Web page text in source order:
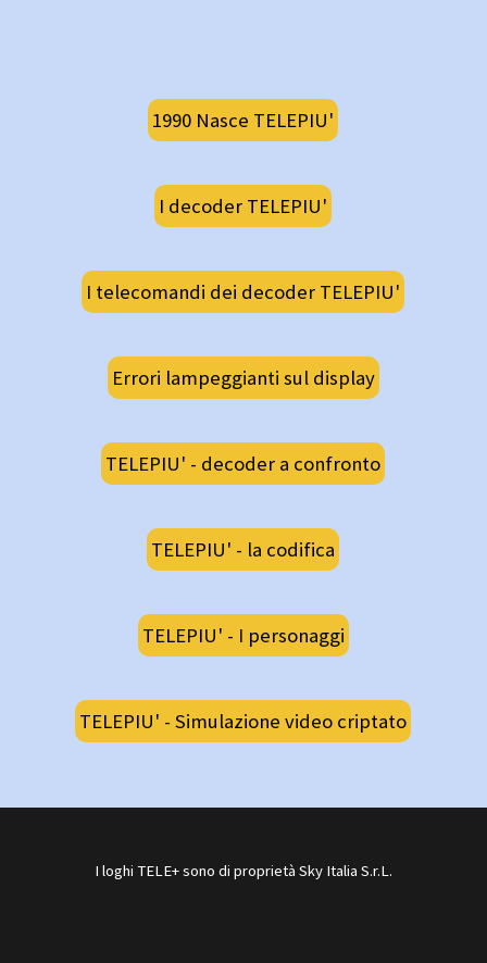
1990 Nasce TELEPIU'
I decoder TELEPIU'
I telecomandi dei decoder TELEPIU'
Errori lampeggianti sul display
TELEPIU' - decoder a confronto
TELEPIU' - la codifica
TELEPIU' - I personaggi
TELEPIU' - Simulazione video criptato
I loghi TELE+ sono di proprietà Sky Italia S.r.L.